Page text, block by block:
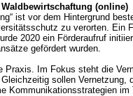
(online)
ist vor dem Hintergrund
zu verorten. Ein
2020 ein Förderaufruf
gefördert wurden.
Praxis. Im Fokus steht die
sollen Vernetzung,
Kommunikationsstrategien im